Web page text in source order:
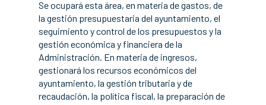
Se ocupará esta área, en materia de gastos, de
la gestión presupuestaria del ayuntamiento, el
seguimiento y control de los presupuestos y la
gestión económica y financiera de la
Administración. En materia de ingresos,
gestionará los recursos económicos del
ayuntamiento, la gestión tributaria y de
recaudación, la política fiscal, la preparación de